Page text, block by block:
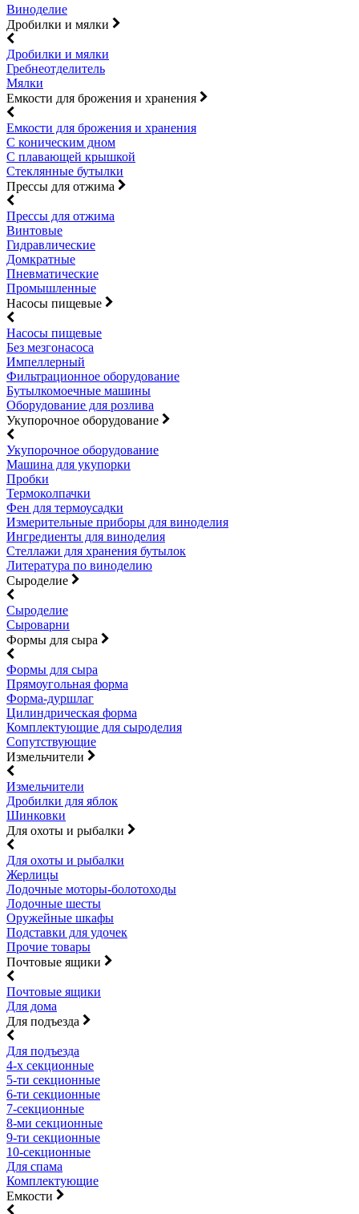
Виноделие
Дробилки и мялки
Дробилки и мялки
Гребнеотделитель
Мялки
Емкости для брожения и хранения
Емкости для брожения и хранения
С коническим дном
С плавающей крышкой
Стеклянные бутылки
Прессы для отжима
Прессы для отжима
Винтовые
Гидравлические
Домкратные
Пневматические
Промышленные
Насосы пищевые
Насосы пищевые
Без мезгонасоса
Импеллерный
Фильтрационное оборудование
Бутылкомоечные машины
Оборудование для розлива
Укупорочное оборудование
Укупорочное оборудование
Машина для укупорки
Пробки
Термоколпачки
Фен для термоусадки
Измерительные приборы для виноделия
Ингредиенты для виноделия
Стеллажи для хранения бутылок
Литература по виноделию
Сыроделие
Сыроделие
Сыроварни
Формы для сыра
Формы для сыра
Прямоугольная форма
Форма-дуршлаг
Цилиндрическая форма
Комплектующие для сыроделия
Сопутствующие
Измельчители
Измельчители
Дробилки для яблок
Шинковки
Для охоты и рыбалки
Для охоты и рыбалки
Жерлицы
Лодочные моторы-болотоходы
Лодочные шесты
Оружейные шкафы
Подставки для удочек
Прочие товары
Почтовые ящики
Почтовые ящики
Для дома
Для подъезда
Для подъезда
4-х секционные
5-ти секционные
6-ти секционные
7-секционные
8-ми секционные
9-ти секционные
10-секционные
Для спама
Комплектующие
Емкости